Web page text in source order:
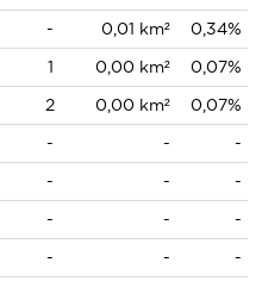
- 0,01 km²
0,34%
1 0,00 km²
0,07%
2 0,00 km²
0,07%
- -
-
- -
-
- -
-
- - -